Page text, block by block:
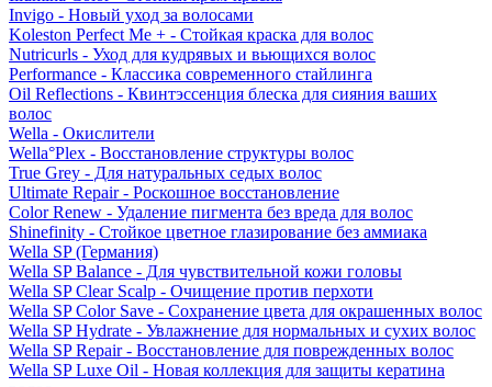
Invigo - Новый уход за волосами
Koleston Perfect Me + - Стойкая краска для волос
Nutricurls - Уход для кудрявых и вьющихся волос
Performance - Классика современного стайлинга
Oil Reflections - Квинтэссенция блеска для сияния ваших
волос
Wella - Окислители
Wella°Plex - Восстановление структуры волос
True Grey - Для натуральных седых волос
Ultimate Repair - Роскошное восстановление
Color Renew - Удаление пигмента без вреда для волос
Shinefinity - Стойкое цветное глазирование без аммиака
Wella SP (Германия)
Wella SP Balance - Для чувствительной кожи головы
Wella SP Clear Scalp - Очищение против перхоти
Wella SP Color Save - Сохранение цвета для окрашенных волос
Wella SP Hydrate - Увлажнение для нормальных и сухих волос
Wella SP Repair - Восстановление для поврежденных волос
Wella SP Luxe Oil - Новая коллекция для защиты кератина